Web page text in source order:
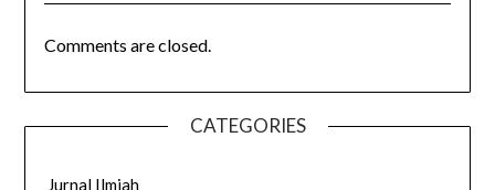
Comments are closed.
CATEGORIES
Jurnal Ilmiah